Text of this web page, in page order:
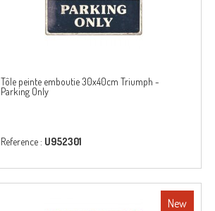
Tôle peinte emboutie 30x40cm Triumph -
Parking Only
Reference : U952301
New